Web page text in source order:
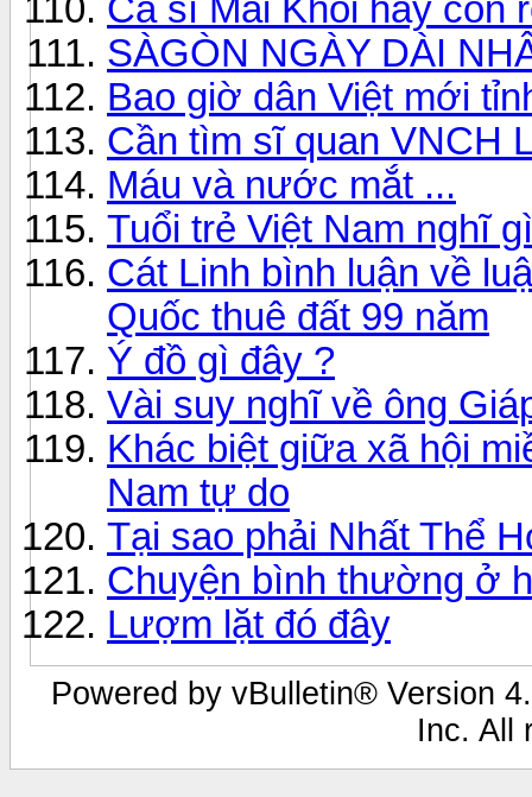
Ca sĩ Mai Khôi hay con
SÀGÒN NGÀY DÀI
Bao giờ dân Việt mới
Cần tìm sĩ quan VNCH
Máu và nước mắt ...
Tuổi trẻ Việt Nam nghĩ
Cát Linh bình luận về
Quốc thuê đất 99 năm
Ý đồ gì đây ?
Vài suy nghĩ về ông
Khác biệt giữa xã hội
Nam tự do
Tại sao phải Nhất Thể
Chuyện bình thường ở
Lượm lặt đó đây
Powered by vBulletin® Version
Inc. All